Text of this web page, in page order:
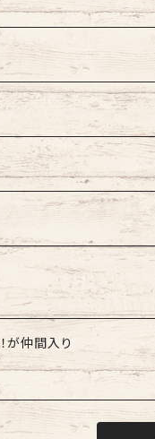
ーン
が仲間入り